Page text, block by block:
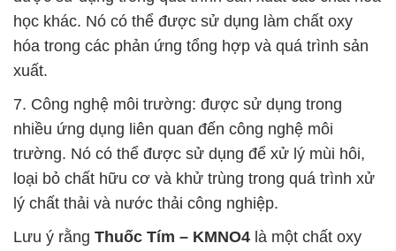
học khác. Nó có thể được sử dụng làm chất oxy
hóa trong các phản ứng tổng hợp và quá trình sản
xuất.
7. Công nghệ môi trường: được sử dụng trong
nhiều ứng dụng liên quan đến công nghệ môi
trường. Nó có thể được sử dụng để xử lý mùi hôi,
loại bỏ chất hữu cơ và khử trùng trong quá trình xử
lý chất thải và nước thải công nghiệp.
Lưu ý rằng Thuốc Tím – KMNO4 là một chất oxy